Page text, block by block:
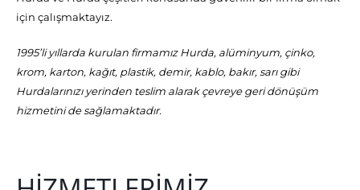
için çalışmaktayız.
1995’li yıllarda kurulan firmamız Hurda, alüminyum, çinko,
krom, karton, kağıt, plastik, demir, kablo, bakır, sarı gibi
Hurdalarınızı yerinden teslim alarak çevreye geri dönüşüm
hizmetini de sağlamaktadır.